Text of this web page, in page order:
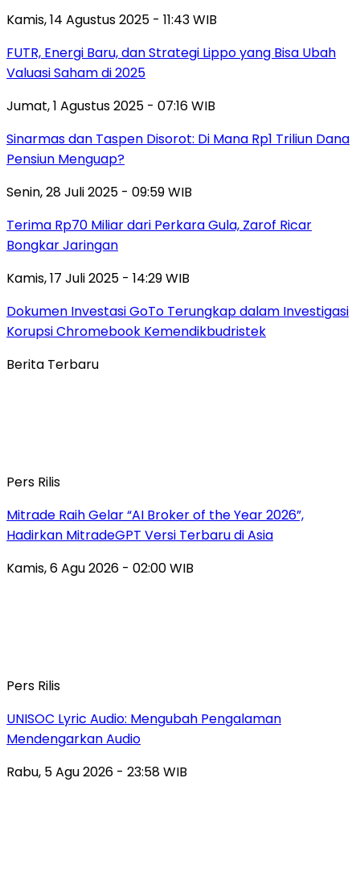
Kamis, 14 Agustus 2025 - 11:43 WIB
FUTR, Energi Baru, dan Strategi Lippo yang Bisa Ubah
Valuasi Saham di 2025
Jumat, 1 Agustus 2025 - 07:16 WIB
Sinarmas dan Taspen Disorot: Di Mana Rp1 Triliun Dana
Pensiun Menguap?
Senin, 28 Juli 2025 - 09:59 WIB
Terima Rp70 Miliar dari Perkara Gula, Zarof Ricar
Bongkar Jaringan
Kamis, 17 Juli 2025 - 14:29 WIB
Dokumen Investasi GoTo Terungkap dalam Investigasi
Korupsi Chromebook Kemendikbudristek
Berita Terbaru
Pers Rilis
Mitrade Raih Gelar “AI Broker of the Year 2026”,
Hadirkan MitradeGPT Versi Terbaru di Asia
Kamis, 6 Agu 2026 - 02:00 WIB
Pers Rilis
UNISOC Lyric Audio: Mengubah Pengalaman
Mendengarkan Audio
Rabu, 5 Agu 2026 - 23:58 WIB